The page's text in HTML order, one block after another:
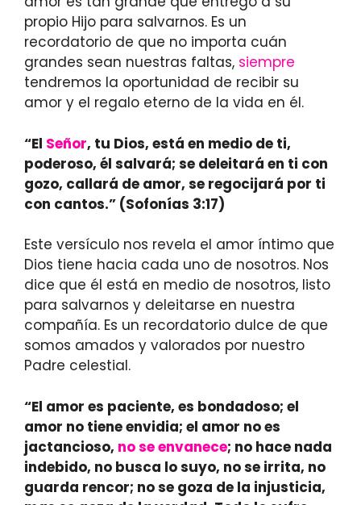
propio Hijo para salvarnos. Es un
recordatorio de que no importa cuán
grandes sean nuestras faltas, siempre
tendremos la oportunidad de recibir su
amor y el regalo eterno de la vida en él.
“El Señor, tu Dios, está en medio de ti,
poderoso, él salvará; se deleitará en ti con
gozo, callará de amor, se regocijará por ti
con cantos.” (Sofonías 3:17)
Este versículo nos revela el amor íntimo que
Dios tiene hacia cada uno de nosotros. Nos
dice que él está en medio de nosotros, listo
para salvarnos y deleitarse en nuestra
compañía. Es un recordatorio dulce de que
somos amados y valorados por nuestro
Padre celestial.
“El amor es paciente, es bondadoso; el
amor no tiene envidia; el amor no es
jactancioso, no se envanece; no hace nada
indebido, no busca lo suyo, no se irrita, no
guarda rencor; no se goza de la injusticia,